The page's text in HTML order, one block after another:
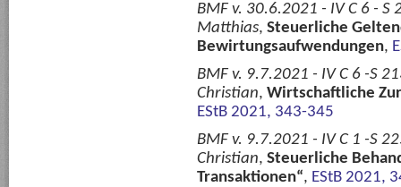
BMF v. 30.6.2021 - IV C 6 -
Matthias, Steuerliche
Bewirtungsaufwendungen,
BMF v. 9.7.2021 - IV C 6 -S
Christian, Wirtschaftliche
EStB 2021, 343-345
BMF v. 9.7.2021 - IV C 1 -S
Christian, Steuerliche
Transaktionen“, EStB 2021,